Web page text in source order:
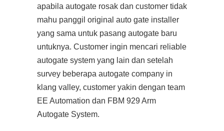
apabila autogate rosak dan customer tidak
mahu panggil original auto gate installer
yang sama untuk pasang autogate baru
untuknya. Customer ingin mencari reliable
autogate system yang lain dan setelah
survey beberapa autogate company in
klang valley, customer yakin dengan team
EE Automation dan FBM 929 Arm
Autogate System.